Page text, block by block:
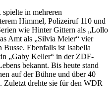
in mehreren
Himmel, Polizeiruf 110 und
wie Hinter Gittern als „Lollo
Amt als „Silvia Meier“ vier
Busse. Ebenfalls ist Isabella
„Gaby Keller“ in der ZDF-
bekannt. Bis heute stand
auf der Bühne und über 40
drehte sie für den WDR